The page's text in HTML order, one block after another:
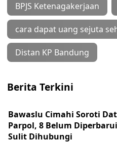
BPJS Ketenagakerjaan
cara dapat uang sejuta
Distan KP Bandung
Berita Terkini
Bawaslu Cimahi Soroti
Parpol, 8 Belum
Sulit Dihubungi